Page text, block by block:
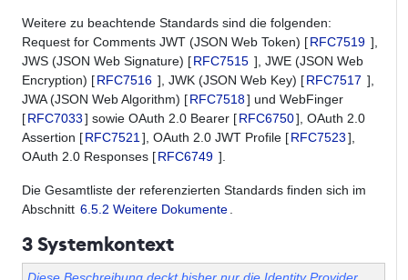
Weitere zu beachtende Standards sind die folgenden:
Request for Comments JWT (JSON Web Token) [RFC7519 ],
JWS (JSON Web Signature) [RFC7515 ], JWE (JSON Web
Encryption) [RFC7516 ], JWK (JSON Web Key) [RFC7517 ],
JWA (JSON Web Algorithm) [RFC7518] und WebFinger
[RFC7033] sowie OAuth 2.0 Bearer [RFC6750], OAuth 2.0
Assertion [RFC7521 ], OAuth 2.0 JWT Profile [RFC7523],
OAuth 2.0 Responses [RFC6749 ].
Die Gesamtliste der referenzierten Standards finden sich im
Abschnitt 6.5.2 Weitere Dokumente
3 Systemkontext
Diese Beschreibung deckt bisher nur die Identity Provider